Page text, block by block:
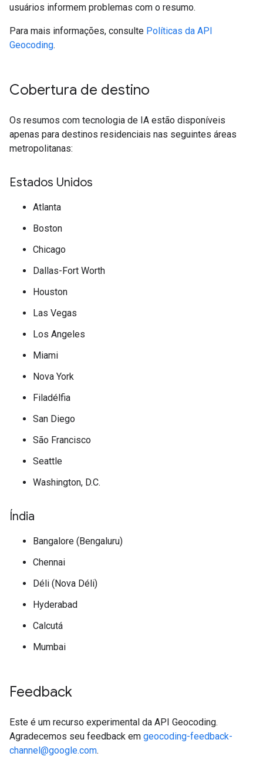
usuários informem problemas com o resumo.
Para mais informações, consulte Políticas da API
Geocoding.
Cobertura de destino
Os resumos com tecnologia de IA estão disponíveis
apenas para destinos residenciais nas seguintes áreas
metropolitanas:
Estados Unidos
Atlanta
Boston
Chicago
Dallas-Fort Worth
Houston
Las Vegas
Los Angeles
Miami
Nova York
Filadélfia
San Diego
São Francisco
Seattle
Washington, D.C.
Índia
Bangalore (Bengaluru)
Chennai
Déli (Nova Déli)
Hyderabad
Calcutá
Mumbai
Feedback
Este é um recurso experimental da API Geocoding.
Agradecemos seu feedback em geocoding-feedback-
channel@google.com.